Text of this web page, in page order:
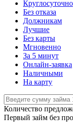
Круглосуточно
Без отказа
Должникам
Лучшие
Без карты
Мгновенно
За 5 минут
Онлайн-заявка
Наличными
На карту
Количество
Первый займ без